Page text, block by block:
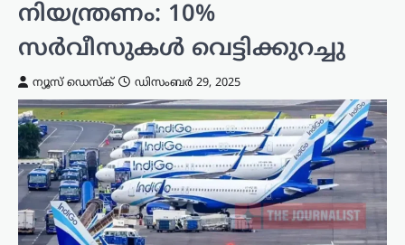
നിയന്ത്രണം: 10%
സർവീസുകൾ വെട്ടിക്കുറച്ചു
ന്യൂസ് ഡെസ്ക് ഡിസംബർ 29, 2025